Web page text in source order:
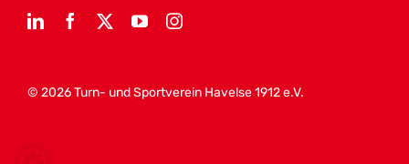
© 2026 Turn- und Sportverein Havelse 1912 e.V.